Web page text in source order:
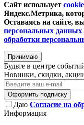
Сайт использует
Яндекс.Метрика,
Оставаясь на сайте,
персональных данных
обработки
Принимаю
Будьте в центре
Новинки, скидки,
Оформить подписку
Даю Согласие на
Информация